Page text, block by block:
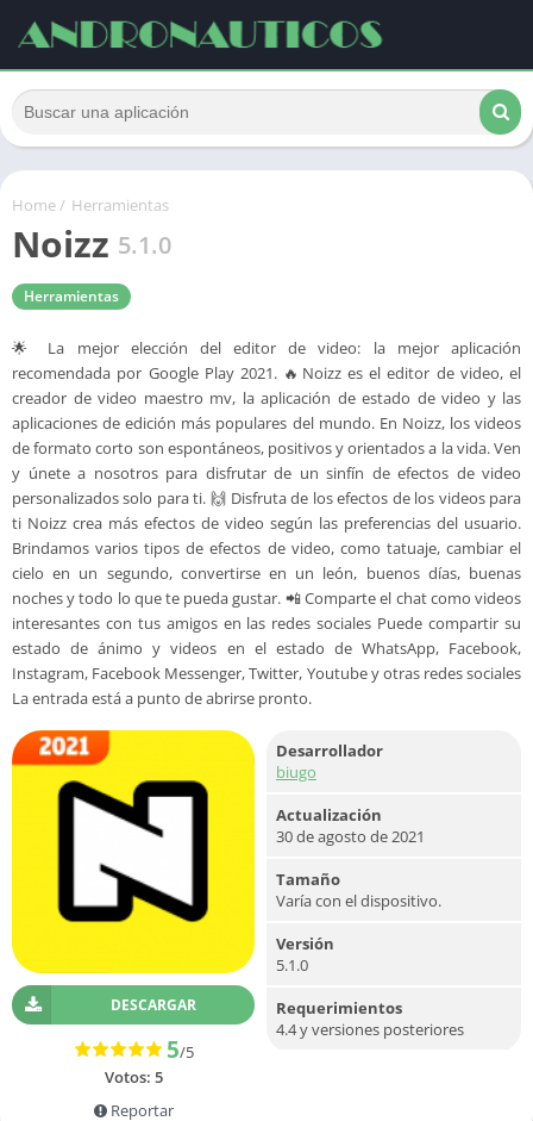
Home/ Herramientas
Noizz 5.1.0
Herramientas
🌟 La mejor elección del editor de video: la mejor aplicación
recomendada por Google Play 2021. 🔥Noizz es el editor de video, el
creador de video maestro mv, la aplicación de estado de video y las
aplicaciones de edición más populares del mundo. En Noizz, los videos
de formato corto son espontáneos, positivos y orientados a la vida. Ven
y únete a nosotros para disfrutar de un sinfín de efectos de video
personalizados solo para ti. 🙌 Disfruta de los efectos de los videos para
ti Noizz crea más efectos de video según las preferencias del usuario.
Brindamos varios tipos de efectos de video, como tatuaje, cambiar el
cielo en un segundo, convertirse en un león, buenos días, buenas
noches y todo lo que te pueda gustar. 📲 Comparte el chat como videos
interesantes con tus amigos en las redes sociales Puede compartir su
estado de ánimo y videos en el estado de WhatsApp, Facebook,
Instagram, Facebook Messenger, Twitter, Youtube y otras redes sociales
La entrada está a punto de abrirse pronto.
DESCARGAR
5/5
Votos: 5
Reportar
Desarrollador
biugo
Actualización
30 de agosto de 2021
Tamaño
Varía con el dispositivo.
Versión
5.1.0
Requerimientos
4.4 y versiones posteriores